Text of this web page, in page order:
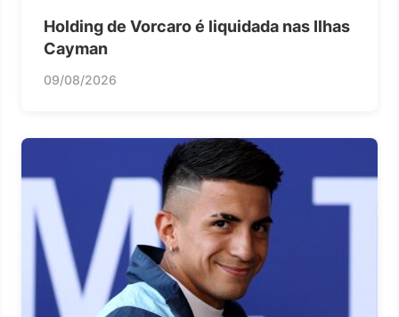
Holding de Vorcaro é liquidada nas Ilhas
Cayman
09/08/2026